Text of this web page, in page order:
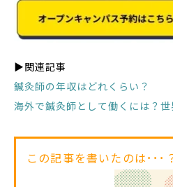
▶関連記事
鍼灸師の年収はどれくらい？
海外で鍼灸師として働くには？
この記事を書いたのは･･･